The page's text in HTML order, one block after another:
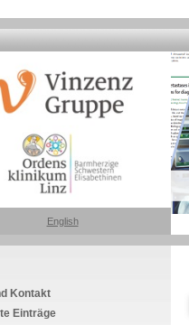
English
Kontakt
Einträge